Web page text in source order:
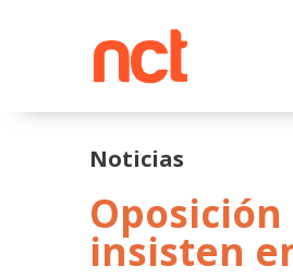
Noticias
insisten